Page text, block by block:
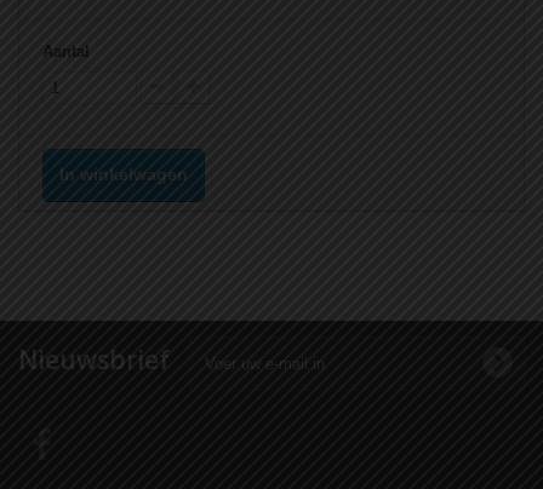
Aantal
In winkelwagen
Nieuwsbrief